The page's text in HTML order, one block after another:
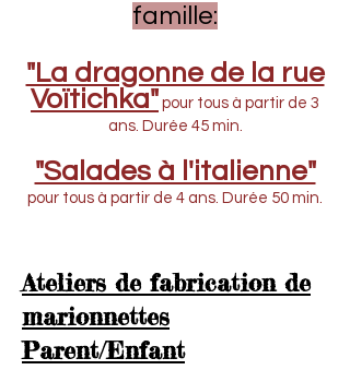
famille:
"La dragonne de la rue
Voïtichka" pour tous à partir de 3
ans. Durée 45 min.
"Salades à l'italienne"
pour tous à partir de 4 ans. Durée 50 min.
Ateliers de fabrication de
marionnettes
Parent/Enfant